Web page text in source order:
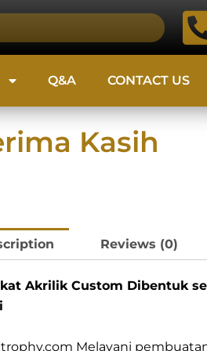
Q&A CONTACT US
Kasih
Reviews (0)
Akrilik Custom Dibentuk
Melayani